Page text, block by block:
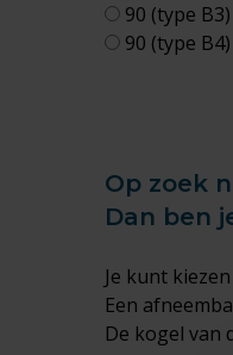
90 (type
90 (type
Op zoek
Dan ben
Je kunt
Een
De kogel van